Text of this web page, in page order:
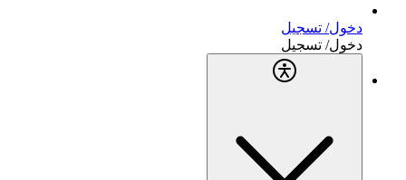
دخول/ تسجيل
دخول/ تسجيل